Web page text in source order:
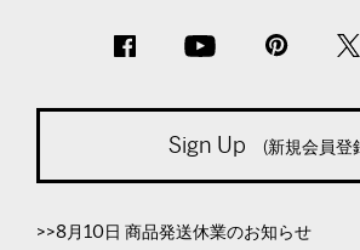
Sign Up (新規会員登
>>8月10日 商品発送休業のお知らせ